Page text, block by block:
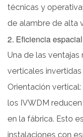
7
7.
Mayor
tamaños
y
materiales
de
técnicas y
de alambre de alta
2. Eficiencia
Una de las
verticales invertidas
Orientación
los IVWDM
en la fábrica. Esto
instalaciones con